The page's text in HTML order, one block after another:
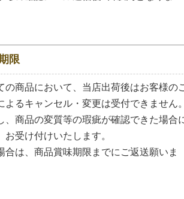
限
の商品において、当店出荷後はお客様の
よるキャンセル・変更は受付できません。
、商品の変質等の瑕疵が確認できた場合
お受け付けいたします。
合は、商品賞味期限までにご返送願いま